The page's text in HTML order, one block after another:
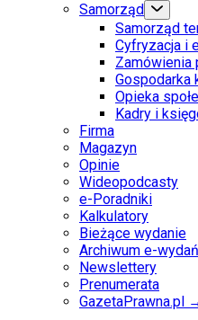
Samorząd
Samorząd
Cyfryzacja i
Zamówienia
Gospodarka
Opieka
Kadry i
Firma
Magazyn
Opinie
Wideopodcasty
e-Poradniki
Kalkulatory
Bieżące wydanie
Archiwum e-wydań
Newslettery
Prenumerata
GazetaPrawna.pl